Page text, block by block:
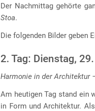
Der Nachmittag gehörte
Stoa.
Die folgenden Bilder geben
2. Tag: Dienstag,
Harmonie in der Architektur
Am heutigen Tag stand ein
in Form und Architektur.